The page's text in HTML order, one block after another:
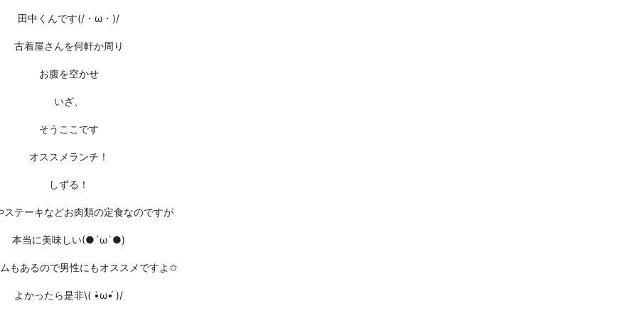
田中くんです(/・ω・)/
古着屋さんを何軒か周り
お腹を空かせ
いざ、
そうここです
オススメランチ！
しずる！
ステーキなどお肉類の定食なのですが
本当に美味しい(●´ω`●)
もあるので男性にもオススメですよ✩
よかったら是非\( •̀ω•́ )/